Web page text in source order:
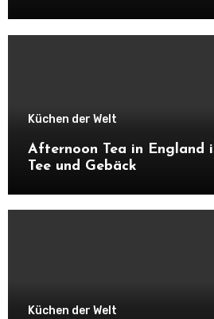
Küchen der Welt
Afternoon Tea in England
Tee und Gebäck
Küchen der Welt